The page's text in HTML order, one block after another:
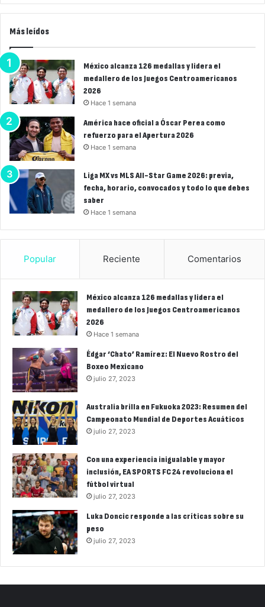
Más leídos
México alcanza 126 medallas y lidera el
medallero de los Juegos Centroamericanos
2026
Hace 1 semana
América hace oficial a Óscar Perea como
refuerzo para el Apertura 2026
Hace 1 semana
Liga MX vs MLS All-Star Game 2026: previa,
fecha, horario, convocados y todo lo que debes
saber
Hace 1 semana
Popular Reciente Comentarios
México alcanza 126 medallas y lidera el
medallero de los Juegos Centroamericanos
2026
Hace 1 semana
Édgar ‘Chato’ Ramírez: El Nuevo Rostro del
Boxeo Mexicano
julio 27, 2023
Australia brilla en Fukuoka 2023: Resumen del
Campeonato Mundial de Deportes Acuáticos
julio 27, 2023
Con una experiencia inigualable y mayor
inclusión, EA SPORTS FC 24 revoluciona el
fútbol virtual
julio 27, 2023
Luka Doncic responde a las críticas sobre su
peso
julio 27, 2023